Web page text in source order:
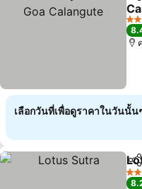
4 ด
เลือกวันที่เพื่อดูราคาในวันนั้น
แช
4 ด